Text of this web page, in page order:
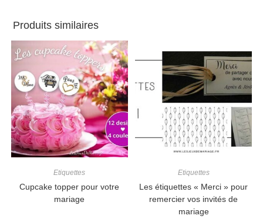
Produits similaires
Etiquettes
Cupcake topper pour votre
mariage
Etiquettes
Les étiquettes « Merci » pour
remercier vos invités de
mariage